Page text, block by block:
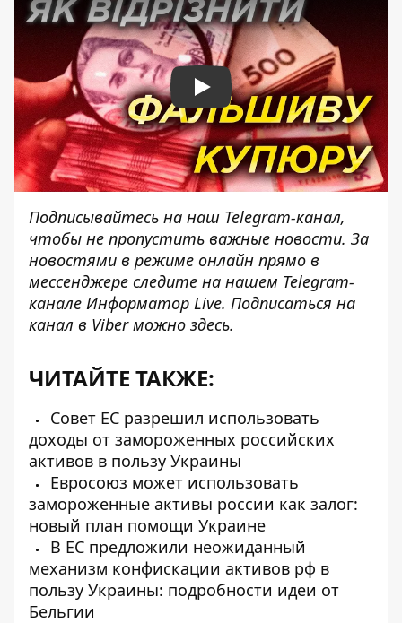
Play
Подписывайтесь на наш Telegram-канал,
чтобы не пропустить важные новости. За
новостями в режиме онлайн прямо в
мессенджере следите на нашем Telegram-
канале Информатор Live. Подписаться на
канал в Viber можно здесь.
ЧИТАЙТЕ ТАКЖЕ:
Совет ЕС разрешил использовать
доходы от замороженных российских
активов в пользу Украины
Евросоюз может использовать
замороженные активы россии как залог:
новый план помощи Украине
В ЕС предложили неожиданный
механизм конфискации активов рф в
пользу Украины: подробности идеи от
Бельгии